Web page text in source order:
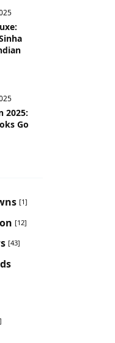
2025:
Go
[1]
[12]
[43]